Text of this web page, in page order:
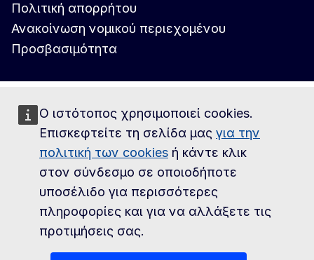
Ο ιστότοπος χρησιμοποιεί cookies.
Επισκεφτείτε τη σελίδα μας για την
πολιτική των cookies ή κάντε κλικ
στον σύνδεσμο σε οποιοδήποτε
υποσέλιδο για περισσότερες
πληροφορίες και για να αλλάξετε τις
προτιμήσεις σας.
Πολιτική απορρήτου
Ανακοίνωση νομικού περιεχομένου
Προσβασιμότητα